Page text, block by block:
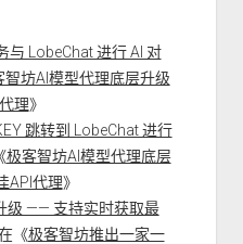
与 LobeChat 进行 AI 对
智坊AI模型代理底层升级
理》
跳转到 LobeChat 进行
极客智坊AI模型代理底层
API代理》
级 —— 支持实时获取最
《极客智坊推出一家一